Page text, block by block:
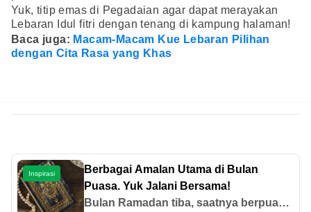
Yuk, titip emas di Pegadaian agar dapat merayakan
Lebaran Idul fitri dengan tenang di kampung halaman!
Baca juga: Macam-Macam Kue Lebaran Pilihan
dengan Cita Rasa yang Khas
Inspirasi
Berbagai Amalan Utama di Bulan
Puasa. Yuk Jalani Bersama!
Bulan Ramadan tiba, saatnya berpuasa